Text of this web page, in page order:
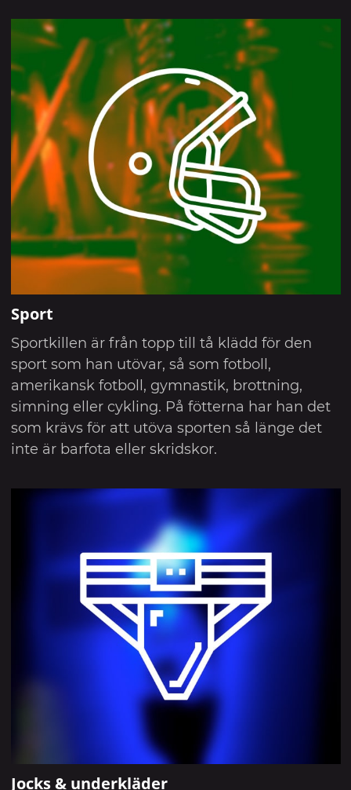
Sport
Sportkillen är från topp till tå klädd för den
sport som han utövar, så som fotboll,
amerikansk fotboll, gymnastik, brottning,
simning eller cykling. På fötterna har han det
som krävs för att utöva sporten så länge det
inte är barfota eller skridskor.
Jocks & underkläder